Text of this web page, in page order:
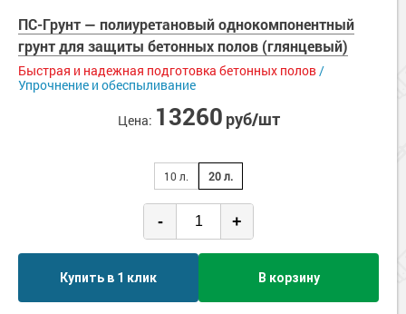
ПС-Грунт — полиуретановый однокомпонентный
грунт для защиты бетонных полов (глянцевый)
Быстрая и надежная подготовка бетонных полов/
Упрочнение и обеспыливание
Цена: 13260 руб/шт
10 л. 20 л.
- +
Купить в 1 клик В корзину